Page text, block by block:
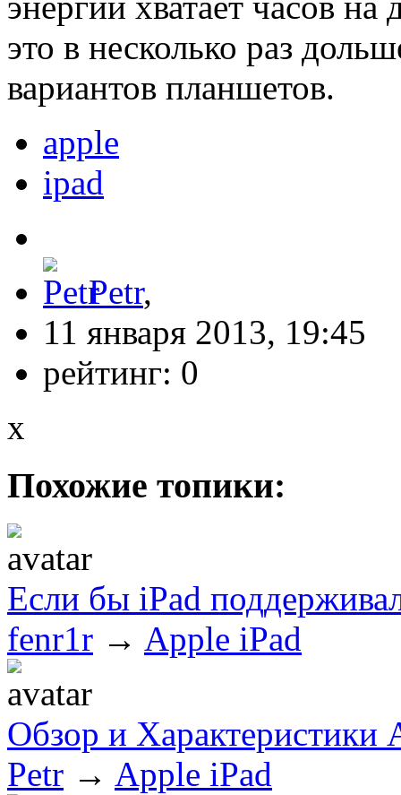
это в несколько раз
вариантов планшетов.
apple
ipad
Petr,
11 января 2013, 19:45
рейтинг: 0
x
Похожие топики:
Если бы iPad
fenr1r → Apple iPad
Обзор и Характеристики
Petr → Apple iPad